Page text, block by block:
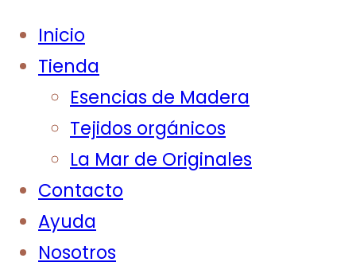
Inicio
Tienda
Esencias de Madera
Tejidos orgánicos
La Mar de Originales
Contacto
Ayuda
Nosotros